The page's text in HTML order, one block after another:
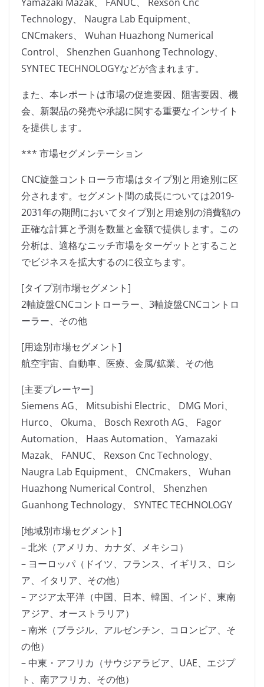
Technology、 Naugra Lab Equipment、
CNCmakers、 Wuhan Huazhong Numerical
Control、 Shenzhen Guanhong Technology、
SYNTEC TECHNOLOGYなどが含まれます。
また、本レポートは市場の促進要因、阻害要因、機
会、新製品の発売や承認に関する重要なインサイト
を提供します。
*** 市場セグメンテーション
CNC旋盤コントローラ市場はタイプ別と用途別に区
分されます。セグメント間の成長については2019-
2031年の期間においてタイプ別と用途別の消費額の
正確な計算と予測を数量と金額で提供します。この
分析は、適格なニッチ市場をターゲットとすること
でビジネスを拡大するのに役立ちます。
[タイプ別市場セグメント]
2軸旋盤CNCコントローラー、3軸旋盤CNCコントロ
ーラー、その他
[用途別市場セグメント]
航空宇宙、自動車、医療、金属/鉱業、その他
[主要プレーヤー]
Siemens AG、 Mitsubishi Electric、 DMG Mori、
Hurco、 Okuma、 Bosch Rexroth AG、 Fagor
Automation、 Haas Automation、 Yamazaki
Mazak、 FANUC、 Rexson Cnc Technology、
Naugra Lab Equipment、 CNCmakers、 Wuhan
Huazhong Numerical Control、 Shenzhen
Guanhong Technology、 SYNTEC TECHNOLOGY
[地域別市場セグメント]
– 北米（アメリカ、カナダ、メキシコ）
– ヨーロッパ（ドイツ、フランス、イギリス、ロシ
ア、イタリア、その他）
– アジア太平洋（中国、日本、韓国、インド、東南
アジア、オーストラリア）
– 南米（ブラジル、アルゼンチン、コロンビア、そ
の他）
– 中東・アフリカ（サウジアラビア、UAE、エジプ
ト、南アフリカ、その他）